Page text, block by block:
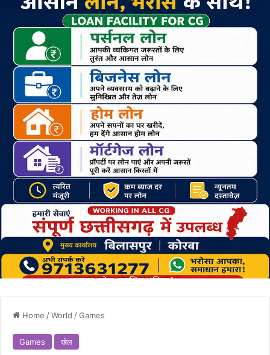
Home /World /Games
Games खेल